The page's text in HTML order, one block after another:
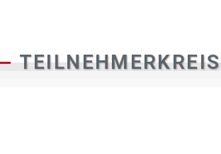
TEILNEHMERKREIS